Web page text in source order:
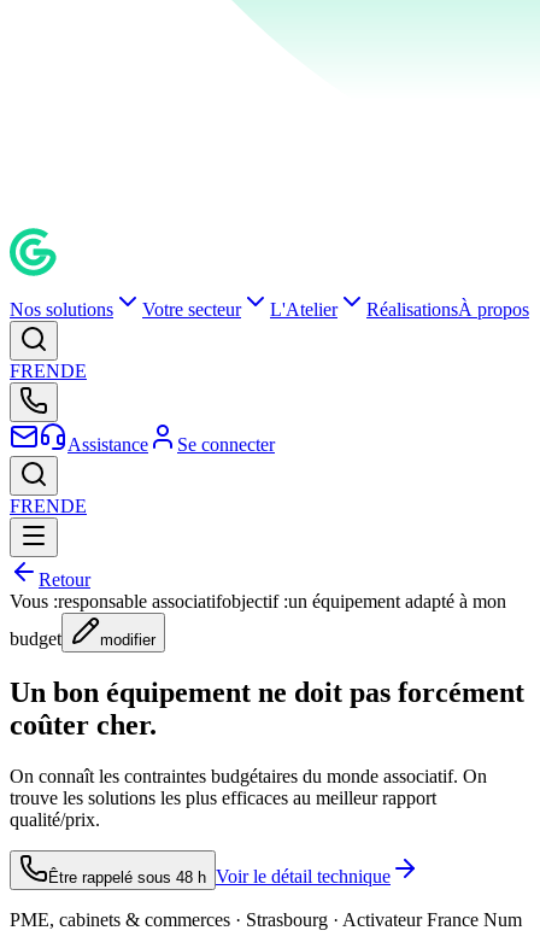
Nos solutions Votre secteur L'Atelier RéalisationsÀ propos
FRENDE
Assistance Se connecter
FRENDE
Retour
Vous :responsable associatifobjectif :un équipement adapté à mon
budget
modifier
Un bon équipement ne doit pas forcément
coûter cher.
On connaît les contraintes budgétaires du monde associatif. On
trouve les solutions les plus efficaces au meilleur rapport
qualité/prix.
Être rappelé sous 48 h Voir le détail technique
PME, cabinets & commerces · Strasbourg · Activateur France Num